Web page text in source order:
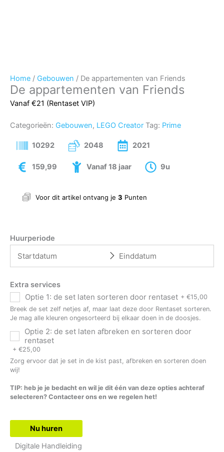
Home / Gebouwen / De appartementen van Friends
De appartementen van Friends
Vanaf €21 (Rentaset VIP)
Categorieën: Gebouwen, LEGO Creator Tag: Prime
10292 2048 2021
159,99 Vanaf 18 jaar 9u
Voor dit artikel ontvang je 3 Punten
Huurperiode
Extra services
Optie 1: de set laten sorteren door rentaset + €15,00
Breek de set zelf netjes af, maar laat deze door Rentaset sorteren.
Je mag alle kleuren ongesorteerd bij elkaar doen in de doosjes.
Optie 2: de set laten afbreken en sorteren door
rentaset
+ €25,00
Zorg ervoor dat je set in de kist past, afbreken en sorteren doen
wij!
TIP: heb je je bedacht en wil je dit één van deze opties achteraf
selecteren? Contacteer ons en we regelen het!
Nu huren
Digitale Handleiding